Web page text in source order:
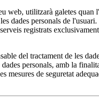
utilitzarà galetes quan
dades personals de
registrats
del tractament de les
personals, amb la
mesures de seguretat